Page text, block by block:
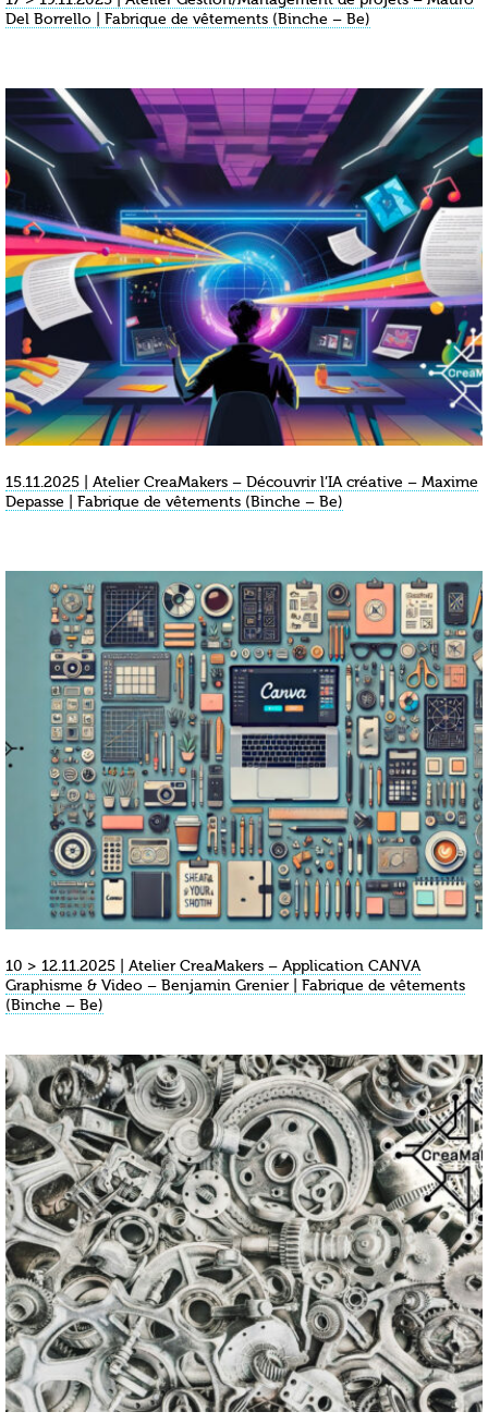
Del Borrello | Fabrique de vêtements (Binche – Be)
15.11.2025 | Atelier CreaMakers – Découvrir l’IA créative – Maxime
Depasse | Fabrique de vêtements (Binche – Be)
10 > 12.11.2025 | Atelier CreaMakers – Application CANVA
Graphisme & Video – Benjamin Grenier | Fabrique de vêtements
(Binche – Be)